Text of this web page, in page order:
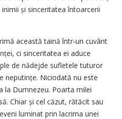
și sinceritatea întoarcerii
această taină într‑un cuvânt
ci sinceritatea ei aduce
de nădejde sufletele tuturor
neputințe. Niciodată nu este
la Dumnezeu. Poarta milei
Chiar și cel căzut, rătăcit sau
luminat prin lacrima unei